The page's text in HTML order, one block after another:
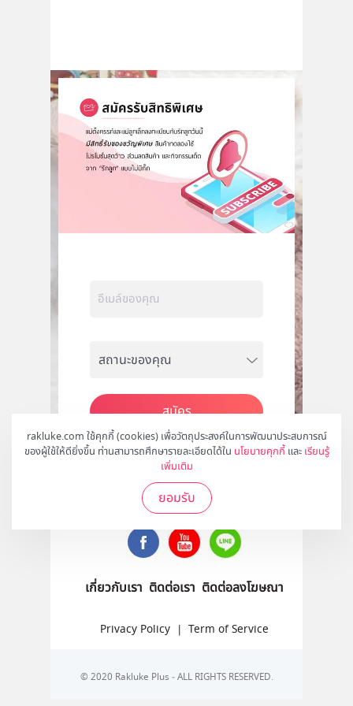
rakluke.com ใช้คุกกี้ (cookies) เพื่อวัตถุประสงค์ในการพัฒนาประสบการณ์
ของผู้ใช้ให้ดียิ่งขึ้น ท่านสามารถศึกษารายละเอียดได้ใน นโยบายคุกกี้ และ เรียนรู้
เพิ่มเติม
ยอมรับ
สมัคร
ติดตามเราได้ที่
เกี่ยวกับเรา ติดต่อเรา ติดต่อลงโฆษณา
Privacy Policy | Term of Service
© 2020 Rakluke Plus - ALL RIGHTS RESERVED.